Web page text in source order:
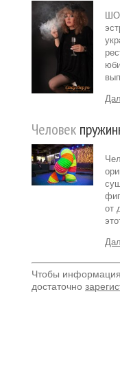
Человек
от
Чтобы
достаточно